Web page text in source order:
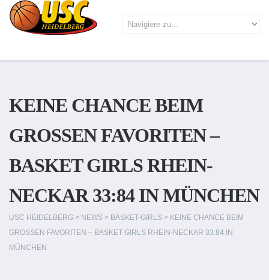
KEINE CHANCE BEIM
GROSSEN FAVORITEN – B
ASKET GIRLS RHEIN-N
ECKAR 33:84 IN MÜNCHEN
USC HEIDELBERG > NEWS > BASKET-GIRLS > KEINE CHANCE BEIM
GROSSEN FAVORITEN – BASKET GIRLS RHEIN-NECKAR 33:84 IN M
ÜNCHEN